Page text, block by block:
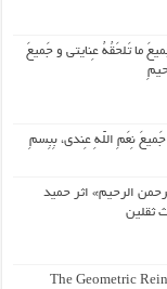
ما تَلحَقُهُ عِنایتی و جَمیعَ
نِعَمِ اللّهِ عِندی، بِبِسمِ
الرحیم» اثر حمید
ثقلین
The Geometric